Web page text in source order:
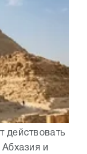
действовать
и